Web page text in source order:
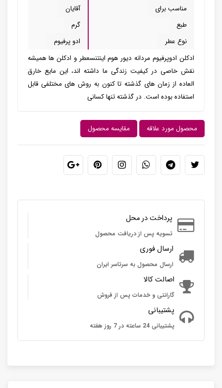
مناسب برای
آقایان
طبع
گرم
نوع عطر
ادو پرفیوم
ادکلن ادوپرفیوم مردانه دیور هوم اینتنسعطر و ادکلن ها همیشه
نقش خاصی در کیفیت زندگی ما داشته اند، این مایع خارق
العاده از زمان های گذشته تا کنون به روش های مختلفی قابل
استفاده بوده است. در گذشته تنها کسانی
محصول مورد علاقه مقایسه محصول
پرداخت در محل
تسویه پس از دریافت محصول
ارسال فوری
ارسال محصول به سرتاسر ایران
اصالت کالا
گارانتی و خدمات پس از فروش
پشتیبانی
پشتیبانی 24 ساعته در 7 روز هفته